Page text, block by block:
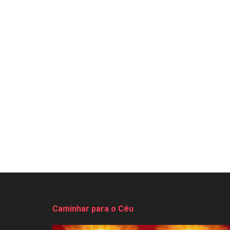
Caminhar para o Céu